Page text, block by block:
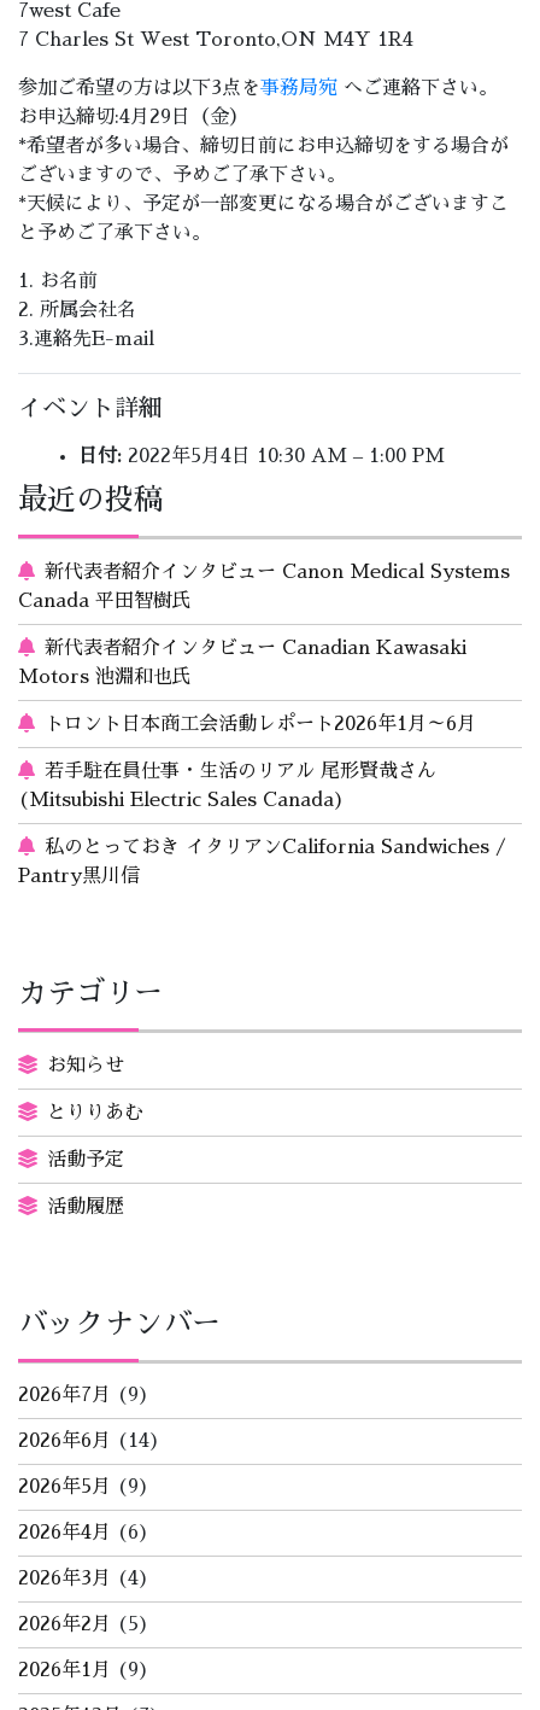
7west Cafe
7 Charles St West Toronto,ON M4Y 1R4
参加ご希望の方は以下3点を事務局宛 へご連絡下さい。
お申込締切:4月29日（金）
*希望者が多い場合、締切日前にお申込締切をする場合が
ございますので、予めご了承下さい。
*天候により、予定が一部変更になる場合がございますこ
と予めご了承下さい。
1. お名前
2. 所属会社名
3.連絡先E-mail
イベント詳細
日付: 2022年5月4日 10:30 AM – 1:00 PM
最近の投稿
新代表者紹介インタビュー Canon Medical Systems
Canada 平田智樹氏
新代表者紹介インタビュー Canadian Kawasaki
Motors 池淵和也氏
トロント日本商工会活動レポート2026年1月～6月
若手駐在員仕事・生活のリアル 尾形賢哉さん
(Mitsubishi Electric Sales Canada)
私のとっておき イタリアンCalifornia Sandwiches /
Pantry黒川信
カテゴリー
お知らせ
とりりあむ
活動予定
活動履歴
バックナンバー
2026年7月 (9)
2026年6月 (14)
2026年5月 (9)
2026年4月 (6)
2026年3月 (4)
2026年2月 (5)
2026年1月 (9)